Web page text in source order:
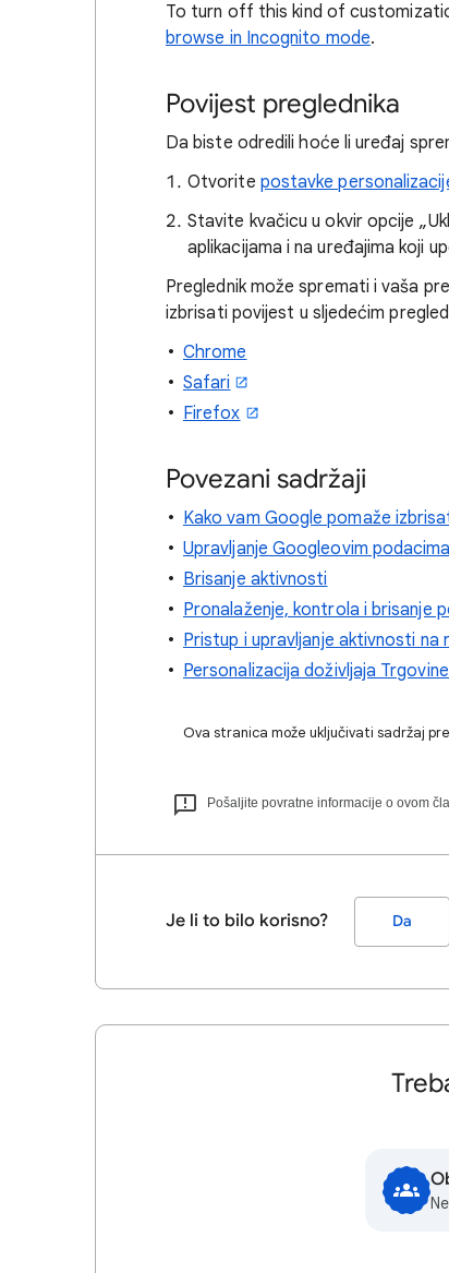
To turn off this kind of
browse in Incognito mode.
Povijest preglednika
Da biste odredili hoće li uređaj
Otvorite postavke
Stavite kvačicu u okvir opcije
aplikacijama i na uređajima koji
Preglednik može spremati i vaša
izbrisati povijest u sljedećim
Chrome
Safari
Firefox
Povezani sadržaji
Kako vam Google pomaže
Upravljanje Googleovim
Brisanje aktivnosti
Pronalaženje, kontrola i brisanje
Pristup i upravljanje aktivnosti na
Personalizacija doživljaja
Ova stranica može uključivati sadržaj
Pošaljite povratne informacije o ovom
Je li to bilo korisno? Da